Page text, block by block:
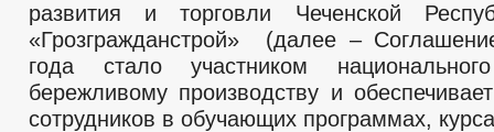
развития и торговли Чеченской
«Грозгражданстрой» (далее –
года стало участником
бережливому производству и
сотрудников в обучающих программах,